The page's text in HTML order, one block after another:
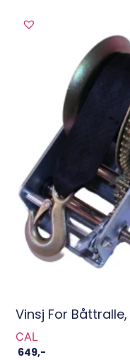
Vinsj For
CAL
649,-